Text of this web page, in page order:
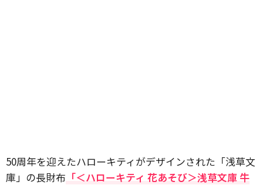
50周年を迎えたハローキティがデザインされた「浅草文
庫」の長財布 「＜ハローキティ 花あそび＞浅草文庫 牛